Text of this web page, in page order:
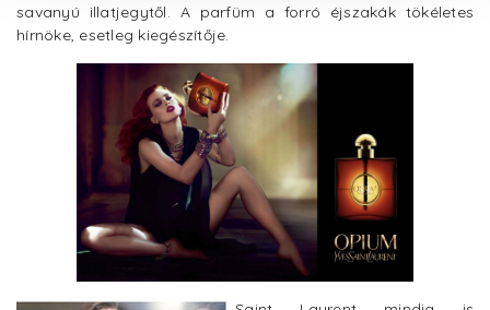
savanyú illatjegytől. A parfüm a forró éjszakák tökéletes
hírnöke, esetleg kiegészítője.